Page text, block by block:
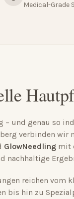
Medical-Grade
– und genau so
verbinden wir
GlowNeedling mit
nachhaltige
reichen vom
bis hin zu